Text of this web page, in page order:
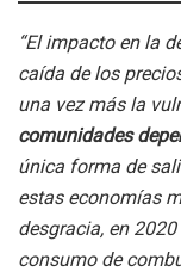
“El impacto en la
caída de los
una vez más la
comunidades
única forma de
estas economías
desgracia, en
consumo de